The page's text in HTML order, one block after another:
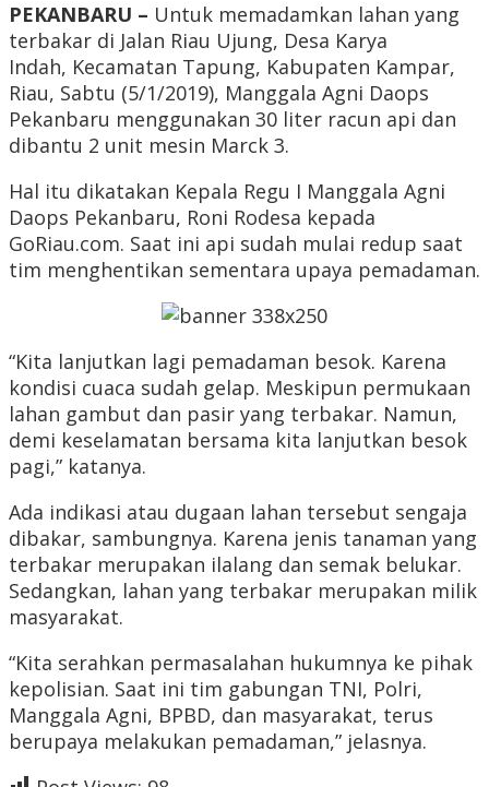
PEKANBARU – Untuk memadamkan lahan yang
terbakar di Jalan Riau Ujung, Desa Karya
Indah, Kecamatan Tapung, Kabupaten Kampar,
Riau, Sabtu (5/1/2019), Manggala Agni Daops
Pekanbaru menggunakan 30 liter racun api dan
dibantu 2 unit mesin Marck 3.
Hal itu dikatakan Kepala Regu I Manggala Agni
Daops Pekanbaru, Roni Rodesa kepada
GoRiau.com. Saat ini api sudah mulai redup saat
tim menghentikan sementara upaya pemadaman.
“Kita lanjutkan lagi pemadaman besok. Karena
kondisi cuaca sudah gelap. Meskipun permukaan
lahan gambut dan pasir yang terbakar. Namun,
demi keselamatan bersama kita lanjutkan besok
pagi,” katanya.
Ada indikasi atau dugaan lahan tersebut sengaja
dibakar, sambungnya. Karena jenis tanaman yang
terbakar merupakan ilalang dan semak belukar.
Sedangkan, lahan yang terbakar merupakan milik
masyarakat.
“Kita serahkan permasalahan hukumnya ke pihak
kepolisian. Saat ini tim gabungan TNI, Polri,
Manggala Agni, BPBD, dan masyarakat, terus
berupaya melakukan pemadaman,” jelasnya.